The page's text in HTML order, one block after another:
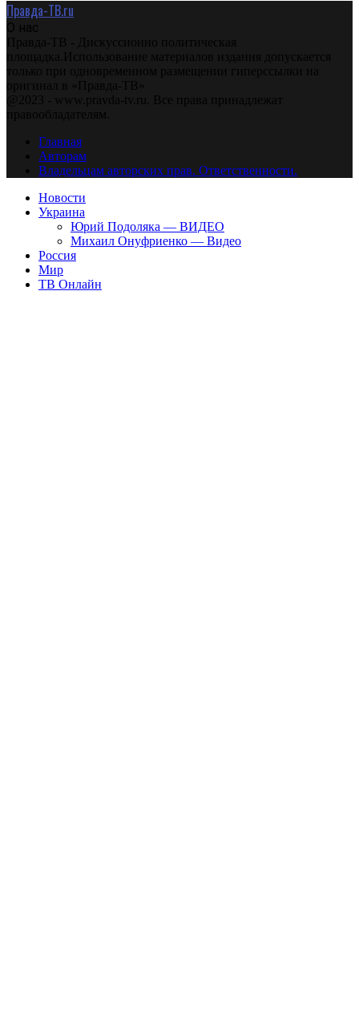
Правда-ТВ.ru
О нас
Правда-ТВ - Дискуссионно политическая
площадка.Использование материалов издания допускается
только при одновременном размещении гиперссылки на
оригинал в «Правда-ТВ»
@2023 - www.pravda-tv.ru. Все права принадлежат
правообладателям.
Главная
Авторам
Владельцам авторских прав. Ответственности.
Новости
Украина
Юрий Подоляка — ВИДЕО
Михаил Онуфриенко — Видео
Россия
Мир
ТВ Онлайн